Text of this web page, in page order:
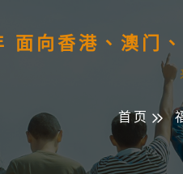
面向香港、澳门
首页